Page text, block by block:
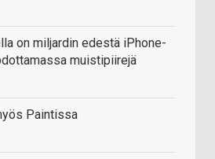
on miljardin edestä iPhone-
muistipiirejä
Paintissa